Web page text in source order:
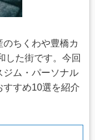
ちくわや豊橋カ
した街です。今回
ジム・パーソナル
すすめ10選を紹介